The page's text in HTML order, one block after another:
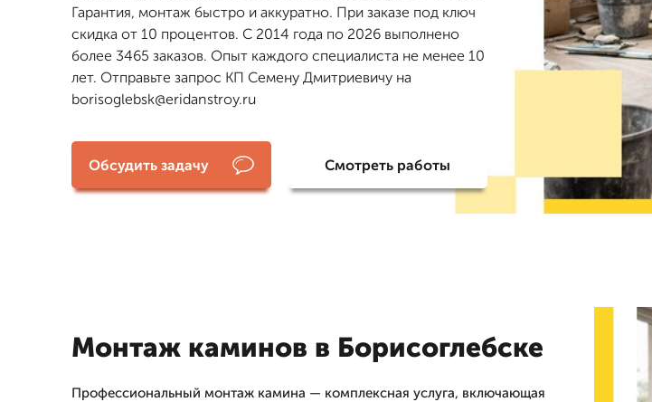
Гарантия, монтаж быстро и аккуратно. При заказе под ключ
скидка от 10 процентов. С 2014 года по 2026 выполнено
более 3465 заказов. Опыт каждого специалиста не менее 10
лет. Отправьте запрос КП Семену Дмитриевичу на
borisoglebsk@eridanstroy.ru
Обсудить задачу Смотреть работы
Монтаж каминов в Борисоглебске
Профессиональный монтаж камина — комплексная услуга, включающая